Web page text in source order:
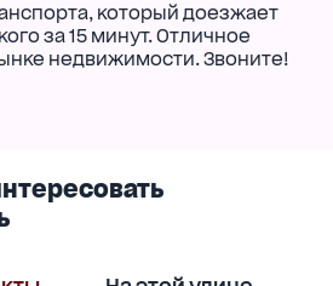
который доезжает
за 15 минут. Отличное
недвижимости. Звоните!